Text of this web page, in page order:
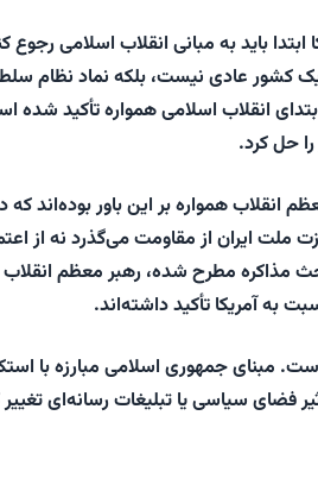
باید به مبانی انقلاب اسلامی رجوع
یک کشور عادی نیست، بلکه نماد نظام
انقلاب اسلامی همواره تأکید شده
حل کرد.
همواره بر این باور بوده‌اند که
ملت ایران از مقاومت می‌گذرد نه از
مذاکره مطرح شده، رهبر معظم انقلاب
آمریکا تأکید داشته‌اند.
مبنای جمهوری اسلامی مبارزه با
فضای سیاسی یا تبلیغات رسانه‌ای تغییر